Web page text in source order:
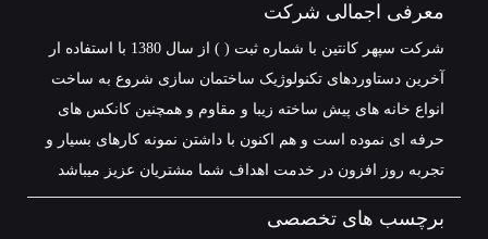
معرفی اجمالی شرکت
شرکت سپهر کانتین با شماره ثبت ( ) از سال 1380 با استفاده ار
آخرین دستاوردهای تکنولوژیک ساختمان سازی شروع به ساخت
انواع خانه های پیش ساخته زیبا و مقاوم و همچنین کانکس های
حرفه ای نموده است و هم اکنون با داشتن نمونه کارهای بسیار و
تجربه روز افزون در خدمت اهداف شما مشتریان عزیز میباشد
برچسب های تخصصی